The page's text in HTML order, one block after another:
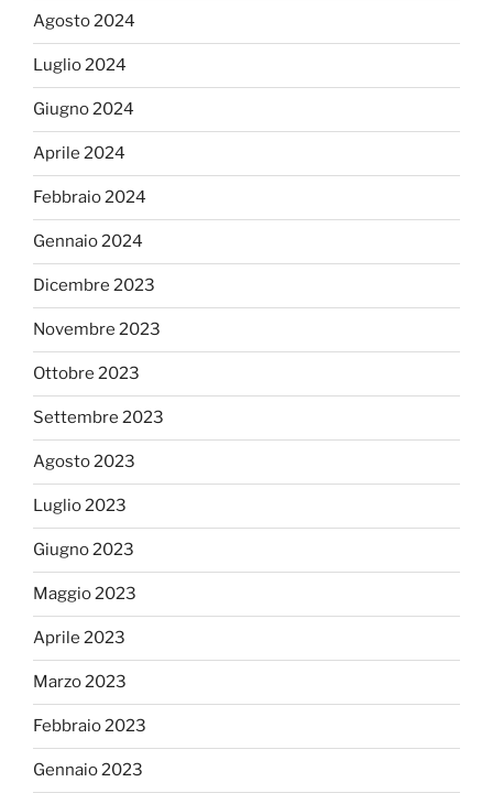
Agosto 2024
Luglio 2024
Giugno 2024
Aprile 2024
Febbraio 2024
Gennaio 2024
Dicembre 2023
Novembre 2023
Ottobre 2023
Settembre 2023
Agosto 2023
Luglio 2023
Giugno 2023
Maggio 2023
Aprile 2023
Marzo 2023
Febbraio 2023
Gennaio 2023